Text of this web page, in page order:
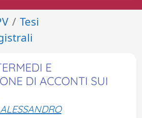
Tesi
E
DI ACCONTI SUI